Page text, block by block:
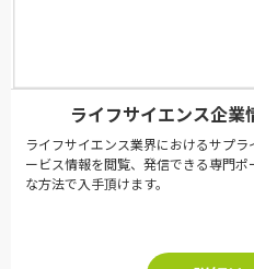
ライフサイエンス企
ライフサイエンス業界におけるサプ
ービス情報を閲覧、発信できる専門
な方法で入手頂けます。